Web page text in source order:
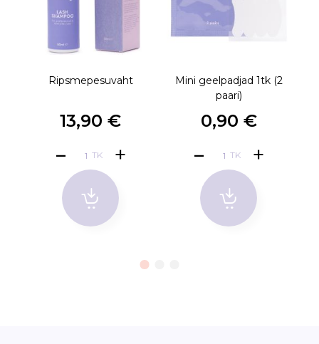
Ripsmepesuvaht
13,90 €
TK
Mini geelpadjad 1tk (2
paari)
0,90 €
TK